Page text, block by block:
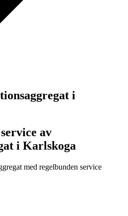
i
av
i Karlskoga
med regelbunden service